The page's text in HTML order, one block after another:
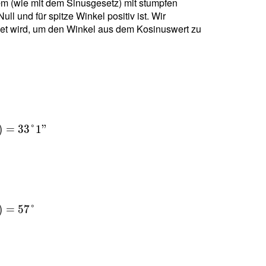
und für spitze Winkel positiv ist. Wir
wird, um den Winkel aus dem Kosinuswert zu
= 33°1"
= 57°